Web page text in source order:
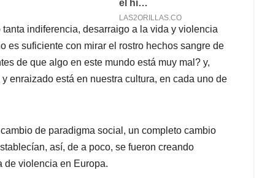
indiferencia, desarraigo a la vida y violencia
es suficiente con mirar el rostro hechos sangre de
de que algo en este mundo está muy mal? y,
enraizado está en nuestra cultura, en cada uno de
de paradigma social, un completo cambio
así, de a poco, se fueron creando
de violencia en Europa.